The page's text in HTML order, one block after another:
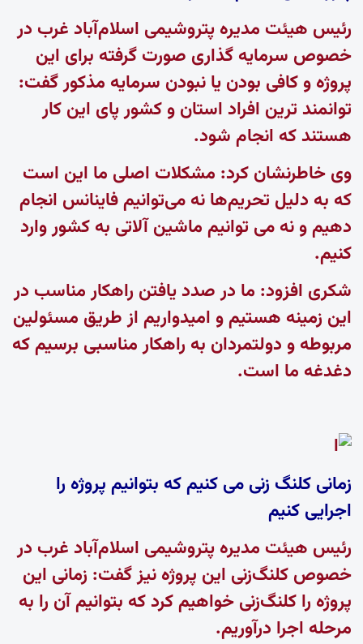
رئیس هیئت مدیره پتروشیمی اسلام‌آباد غرب در
خصوص سرمایه گذاری صورت گرفته برای این
پروژه و کافی بودن یا نبودن سرمایه مذکور گفت:
توانمند ترین افراد استان و کشور پای این کار
هستند که انجام شود.
وی خاطرنشان کرد: مشکلات اصلی ما این است
که به دلیل تحریم‌ها نه می‌توانیم فاینانس انجام
دهیم و نه می توانیم ماشین آلاتی به کشور وارد
کنیم.
شکری افزود: ما در صدد یافتن راهکار مناسب در
این زمینه هستیم و امیدواریم از طریق مسئولین
مربوطه و دولتمردان به راهکار مناسبی برسیم که
دغدغه ما است.
زمانی کلنگ زنی می کنیم که بتوانیم پروژه را
اجرایی کنیم
رئیس هیئت مدیره پتروشیمی اسلام‌آباد غرب در
خصوص کلنگ‌زنی این پروژه نیز گفت: زمانی این
پروژه را کلنگ‌زنی خواهیم کرد که بتوانیم آن را به
مرحله اجرا درآوریم.